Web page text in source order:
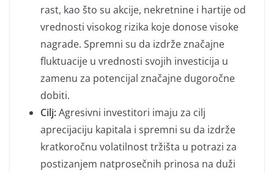
rast, kao što su akcije, nekretnine i hartije od
vrednosti visokog rizika koje donose visoke
nagrade. Spremni su da izdrže značajne
fluktuacije u vrednosti svojih investicija u
zamenu za potencijal značajne dugoročne
dobiti.
Cilj:Agresivni investitori imaju za cilj
aprecijaciju kapitala i spremni su da izdrže
kratkoročnu volatilnost tržišta u potrazi za
postizanjem natprosečnih prinosa na duži